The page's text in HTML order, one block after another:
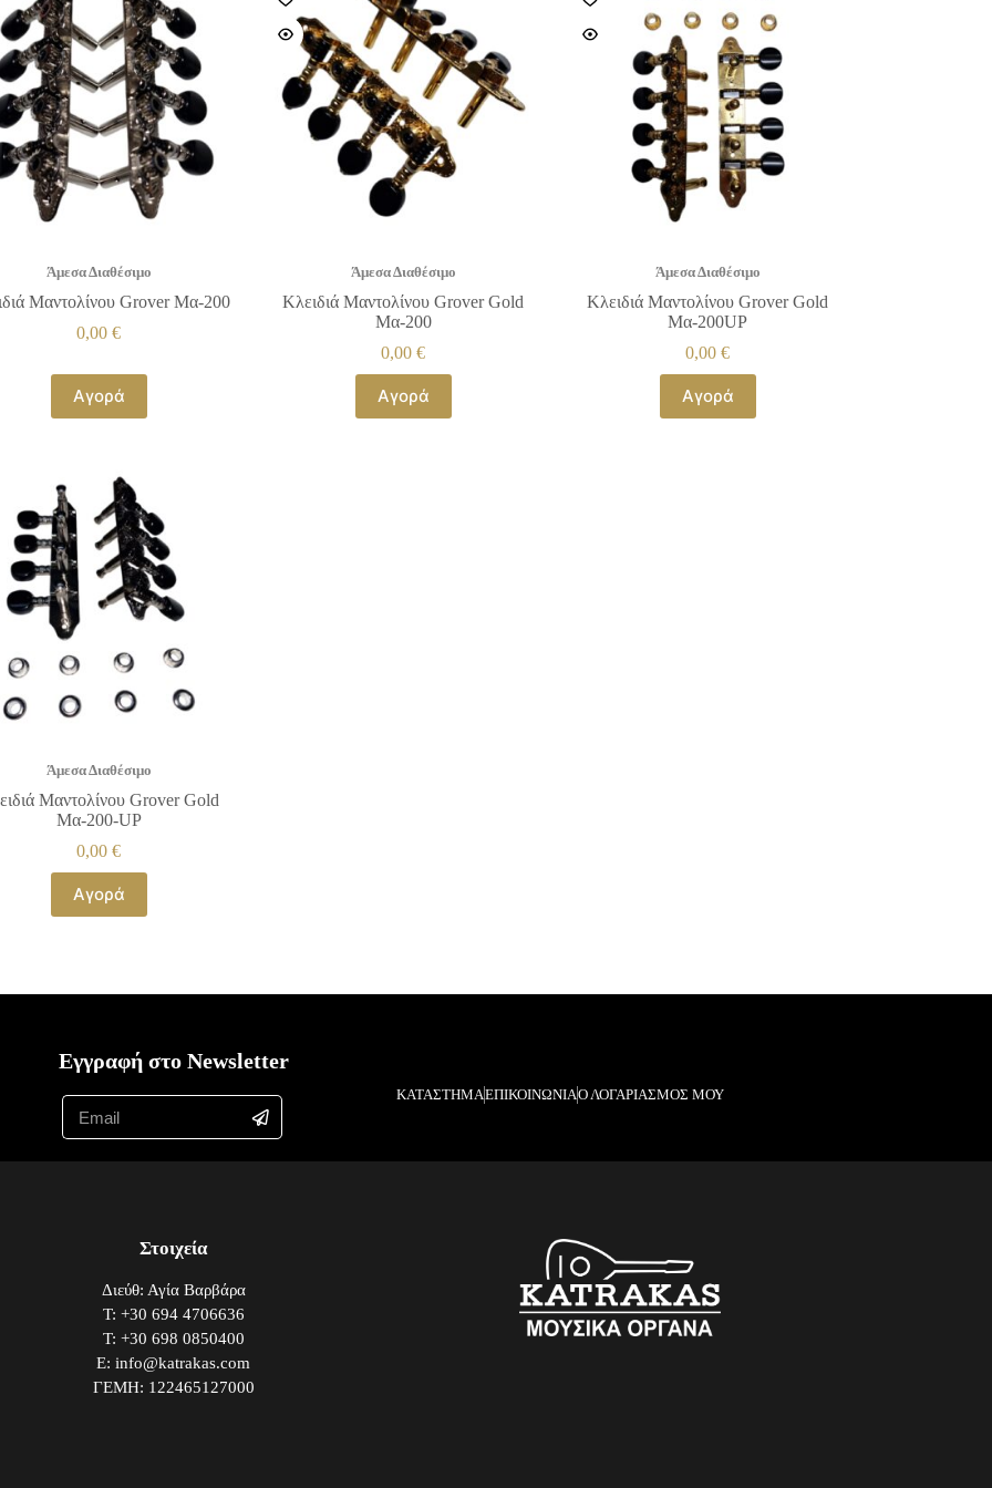
Άμεσα Διαθέσιμο
Μαντολίνου Grover Μα-200
0,00€
Αγορά
Άμεσα Διαθέσιμο
Κλειδιά Μαντολίνου Grover Gold
Μα-200
0,00€
Αγορά
Άμεσα Διαθέσιμο
Κλειδιά Μαντολίνου Grover Gold
Μα-200UP
0,00€
Αγορά
Άμεσα Διαθέσιμο
Μαντολίνου Grover Gold
Μα-200-UP
0,00€
Αγορά
Εγγραφή στο Newsletter
ΚΑΤΑΣΤΗΜΑΕΠΙΚΟΙΝΩΝΙΑΟ ΛΟΓΑΡΙΑΣΜΟΣ ΜΟΥ
Στοιχεία
Διεύθ: Αγία Βαρβάρα
Τ: +30 694 4706636
Τ: +30 698 0850400
E: info@katrakas.com
ΓΕΜΗ: 122465127000